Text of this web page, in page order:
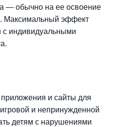
— обычно на ее освоение
Максимальный эффект
с индивидуальными
и сайты для
и непринужденной
детям с нарушениями